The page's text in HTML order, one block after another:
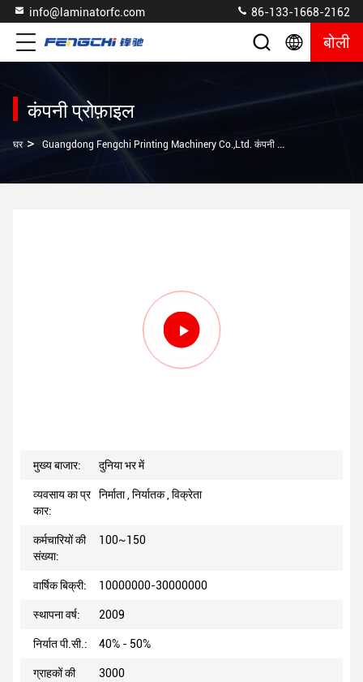
info@laminatorfc.com 86-133-1668-2162
बोली
कंपनी प्रोफ़ाइल
घर > Guangdong Fengchi Printing Machinery Co.,Ltd. कंपनी प्रोफ़ाइल
मुख्य बाजार: दुनिया भर में
व्यवसाय का प्र
कार:
निर्माता , निर्यातक , विक्रेता
कर्मचारियों की
संख्या:
100~150
वार्षिक बिक्री: 10000000-30000000
स्थापना वर्ष: 2009
निर्यात पी.सी.: 40% - 50%
ग्राहकों की
3000